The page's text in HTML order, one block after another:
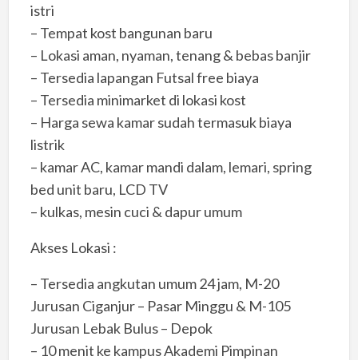
istri
– Tempat kost bangunan baru
– Lokasi aman, nyaman, tenang & bebas banjir
– Tersedia lapangan Futsal free biaya
– Tersedia minimarket di lokasi kost
– Harga sewa kamar sudah termasuk biaya
listrik
– kamar AC, kamar mandi dalam, lemari, spring
bed unit baru, LCD TV
– kulkas, mesin cuci & dapur umum
Akses Lokasi :
– Tersedia angkutan umum 24 jam, M-20
Jurusan Ciganjur – Pasar Minggu & M-105
Jurusan Lebak Bulus – Depok
– 10 menit ke kampus Akademi Pimpinan